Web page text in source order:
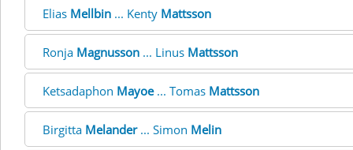
Elias Mellbin ... Kenty Mattsson
Ronja Magnusson ... Linus Mattsson
Ketsadaphon Mayoe... Tomas Mattsson
Birgitta Melander... Simon Melin